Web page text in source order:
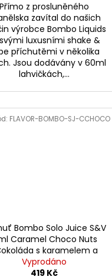
Přímo z prosluněného
zavítal do našich
výrobce Bombo Liquids
luxusními shake &
příchutěmi v několika
Jsou dodávány v 60ml
lahvičkách,...
Bombo Solo Juice S&V
Caramel Choco Nuts
s karamelem a
ořechy)
Vyprodáno
419 Kč
FLAVOR-BOMBO-SJ-CCHOCO